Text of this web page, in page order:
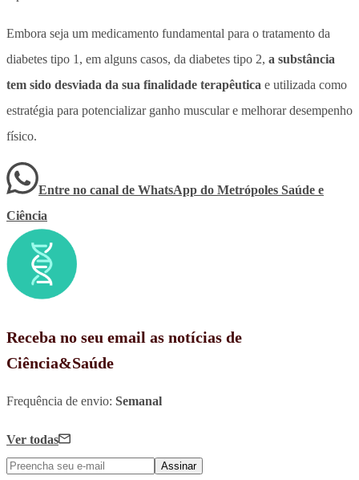
Embora seja um medicamento fundamental para o tratamento da
diabetes tipo 1, em alguns casos, da diabetes tipo 2, a substância
tem sido desviada da sua finalidade terapêutica e utilizada como
estratégia para potencializar ganho muscular e melhorar desempenho
físico.
Entre no canal de WhatsApp do Metrópoles Saúde e
Ciência
Receba no seu email as notícias de
Ciência&Saúde
Frequência de envio: Semanal
Ver todas
Assinar